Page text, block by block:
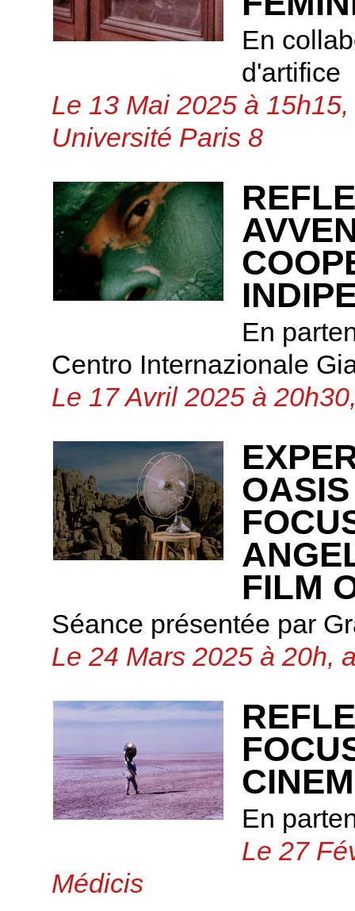
En
d'artifice
Le 13 Mai 2025 à
Université Paris 8
En
Centro Internazionale
Le 17 Avril 2025 à
FILM
Séance présentée par
Le 24 Mars 2025 à 20h,
En
Le 27
Médicis